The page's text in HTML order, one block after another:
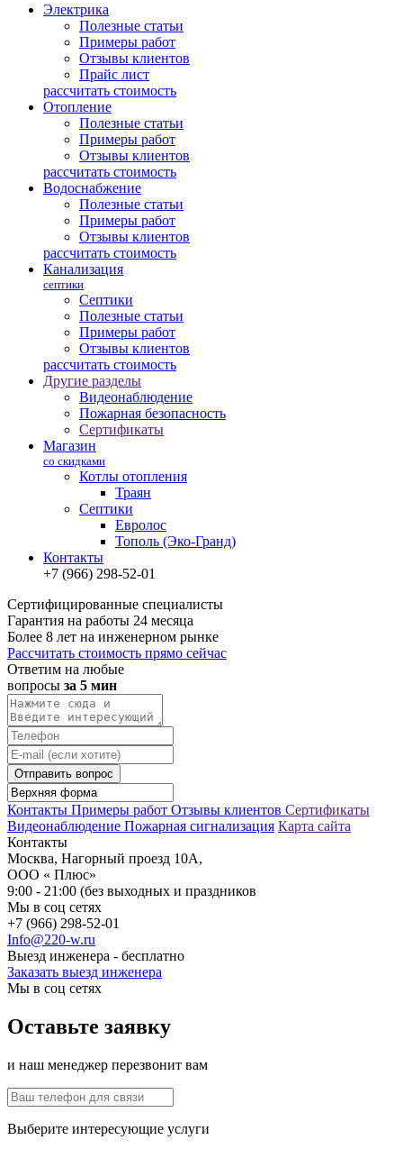
Электрика
Полезные статьи
Примеры работ
Отзывы клиентов
Прайс лист
рассчитать стоимость
Отопление
Полезные статьи
Примеры работ
Отзывы клиентов
рассчитать стоимость
Водоснабжение
Полезные статьи
Примеры работ
Отзывы клиентов
рассчитать стоимость
Канализация
септики
Септики
Полезные статьи
Примеры работ
Отзывы клиентов
рассчитать стоимость
Другие разделы
Видеонаблюдение
Пожарная безопасность
Сертификаты
Магазин
со скидками
Котлы отопления
Траян
Септики
Евролос
Тополь (Эко-Гранд)
Контакты
+7 (966) 298-52-01
Сертифицированные специалисты
Гарантия на работы 24 месяца
Более 8 лет на инженерном рынке
Рассчитать стоимость прямо сейчас
Ответим на любые
вопросы за 5 мин
Отправить вопрос
Контакты Примеры работ Отзывы клиентов Сертификаты
Видеонаблюдение Пожарная сигнализация Карта сайта
Контакты
Москва, Нагорный проезд 10А,
ООО « Плюс»
9:00 - 21:00 (без выходных и праздников
Мы в соц сетях
+7 (966) 298-52-01
Info@220-w.ru
Выезд инженера - бесплатно
Заказать выезд инженера
Мы в соц сетях
Оставьте заявку
и наш менеджер перезвонит вам
Выберите интересующие услуги